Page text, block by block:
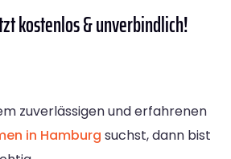
kostenlos & unverbindlich!
zuverlässigen und erfahrenen
in Hamburg suchst, dann bist